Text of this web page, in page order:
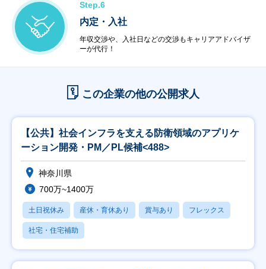
Step.6
内定・入社
年収交渉や、入社日などの交渉もキャリアアドバイザ
ーが代行！
この企業の他の公開求人
【公共】社会インフラを支える防衛領域のアプリケ
ーション開発・PM／PL候補<488>
神奈川県
700万~1400万
土日祝休み 産休・育休あり 賞与あり フレックス
社宅・住宅補助